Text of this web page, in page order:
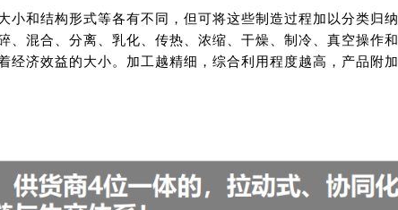
小和结构形式等各有不同，但可将这些制造过程加以分类归
、混合、分离、乳化、传热、浓缩、干燥、制冷、真空操作
济效益的大小。加工越精细，综合利用程度越高，产品附加